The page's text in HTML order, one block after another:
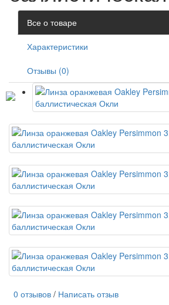
Все о товаре
Характеристики
Отзывы (0)
0 отзывов / Написать отзыв